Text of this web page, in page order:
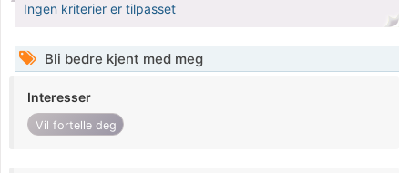
Ingen kriterier er tilpasset
Bli bedre kjent med meg
Interesser
Vil fortelle deg